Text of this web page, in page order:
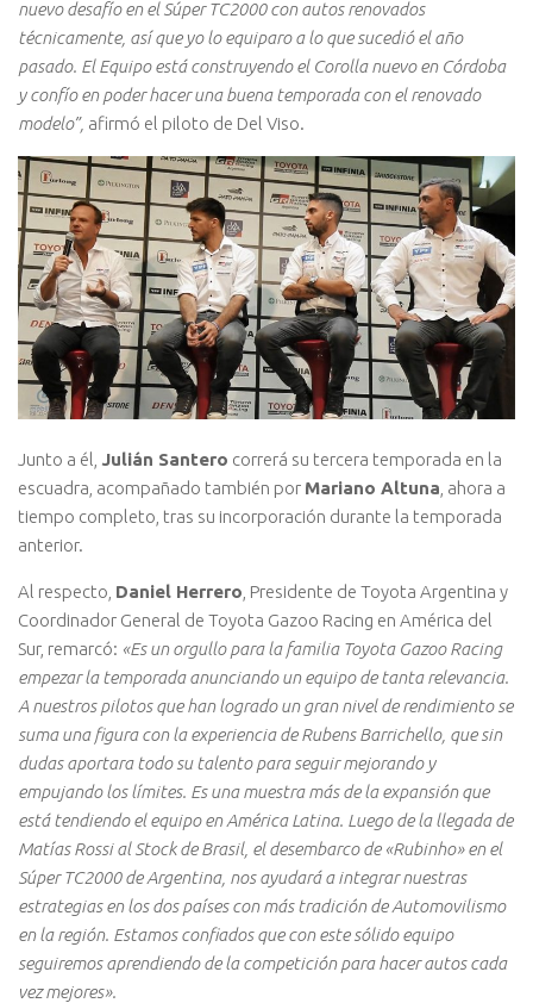
nuevo desafío en el Súper TC2000 con autos renovados
técnicamente, así que yo lo equiparo a lo que sucedió el año
pasado. El Equipo está construyendo el Corolla nuevo en Córdoba
y confío en poder hacer una buena temporada con el renovado
modelo”, afirmó el piloto de Del Viso.
Junto a él, Julián Santero correrá su tercera temporada en la
escuadra, acompañado también por Mariano Altuna , ahora a
tiempo completo, tras su incorporación durante la temporada
anterior.
Al respecto, Daniel Herrero , Presidente de Toyota Argentina y
Coordinador General de Toyota Gazoo Racing en América del
Sur, remarcó: «Es un orgullo para la familia Toyota Gazoo Racing
empezar la temporada anunciando un equipo de tanta relevancia.
A nuestros pilotos que han logrado un gran nivel de rendimiento se
suma una figura con la experiencia de Rubens Barrichello, que sin
dudas aportara todo su talento para seguir mejorando y
empujando los límites. Es una muestra más de la expansión que
está tendiendo el equipo en América Latina. Luego de la llegada de
Matías Rossi al Stock de Brasil, el desembarco de «Rubinho» en el
Súper TC2000 de Argentina, nos ayudará a integrar nuestras
estrategias en los dos países con más tradición de Automovilismo
en la región. Estamos confiados que con este sólido equipo
seguiremos aprendiendo de la competición para hacer autos cada
vez mejores».